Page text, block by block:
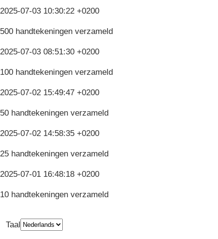
2025-07-03 10:30:22 +0200
500 handtekeningen verzameld
2025-07-03 08:51:30 +0200
100 handtekeningen verzameld
2025-07-02 15:49:47 +0200
50 handtekeningen verzameld
2025-07-02 14:58:35 +0200
25 handtekeningen verzameld
2025-07-01 16:48:18 +0200
10 handtekeningen verzameld
Taal